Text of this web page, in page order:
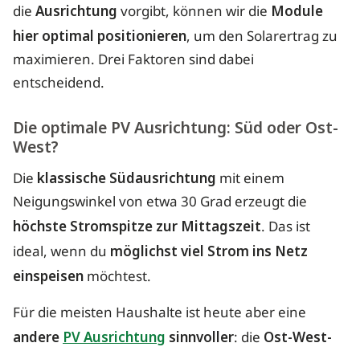
die Ausrichtung vorgibt, können wir die Module
hier optimal positionieren, um den Solarertrag zu
maximieren. Drei Faktoren sind dabei
entscheidend.
Die optimale PV Ausrichtung: Süd oder Ost-
West?
Die klassische Südausrichtung mit einem
Neigungswinkel von etwa 30 Grad erzeugt die
höchste Stromspitze zur Mittagszeit. Das ist
ideal, wenn du möglichst viel Strom ins Netz
einspeisen möchtest.
Für die meisten Haushalte ist heute aber eine
andere PV Ausrichtung sinnvoller: die Ost-West-